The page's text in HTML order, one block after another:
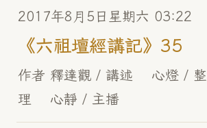
2017年8月5日星期六 03:22
《六祖壇經講記》35
作者 釋達觀 / 講述 心燈 / 整
理 心靜 / 主播